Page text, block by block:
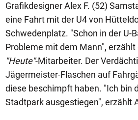
Grafikdesigner Alex F. (52)
eine Fahrt mit der U4 von
Schwedenplatz. "Schon in der U-
Probleme mit dem Mann", erzählt
"Heute"-Mitarbeiter. Der
Jägermeister-Flaschen auf
diese beschimpft haben. "Ich bin
Stadtpark ausgestiegen", erzählt